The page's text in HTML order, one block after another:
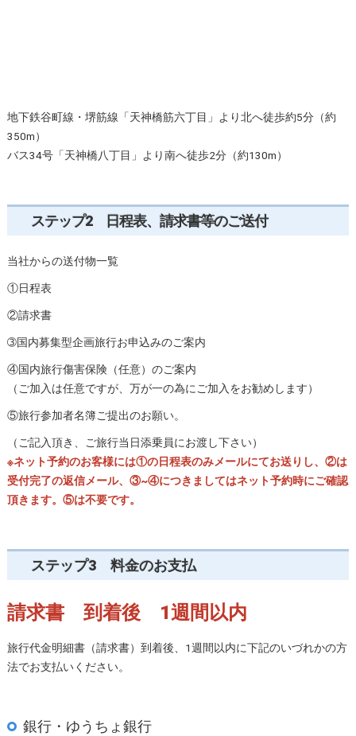
地下鉄谷町線・堺筋線「天神橋筋六丁目」より北へ徒歩約5分（約
350m）
バス34号「天神橋八丁目」より南へ徒歩2分（約130m）
ステップ2 日程表、請求書等のご送付
当社からの送付物一覧
①日程表
②請求書
➂国内募集型企画旅行お申込みのご案内
④国内旅行傷害保険（任意）のご案内
（ご加入は任意ですが、万が一の為にご加入をお勧めします）
⑤旅行参加者名簿ご提出のお願い。
（ご記入頂き、ご旅行当日添乗員にお渡し下さい）
※ネット予約のお客様には①の日程表のみメールにてお送りし、②は
受付完了の返信メール、③~④につきましてはネット予約時にご確認
頂きます。⑤は不要です。
ステップ3 料金のお支払
請求書 到着後 1週間以内
旅行代金明細書（請求書）到着後、1週間以内に下記のいづれかの方
法でお支払いください。
銀行・ゆうちょ銀行